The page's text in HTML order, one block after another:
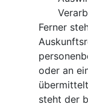
Ferner
oder an
steht der